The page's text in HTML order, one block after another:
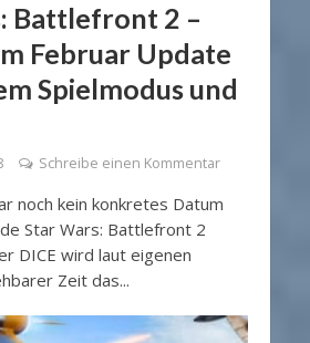
Battlefront 2 –
Februar Update
Spielmodus und
Schreibe einen Kommentar
noch kein konkretes Datum
Star Wars: Battlefront 2
DICE wird laut eigenen
Zeit das...